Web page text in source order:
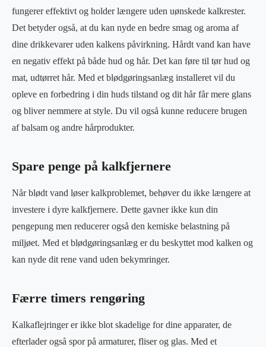
fungerer effektivt og holder længere uden uønskede kalkrester.
Det betyder også, at du kan nyde en bedre smag og aroma af
dine drikkevarer uden kalkens påvirkning. Hårdt vand kan have
en negativ effekt på både hud og hår. Det kan føre til tør hud og
mat, udtørret hår. Med et blødgøringsanlæg installeret vil du
opleve en forbedring i din huds tilstand og dit hår får mere glans
og bliver nemmere at style. Du vil også kunne reducere brugen
af balsam og andre hårprodukter.
Spare penge på kalkfjernere
Når blødt vand løser kalkproblemet, behøver du ikke længere at
investere i dyre kalkfjernere. Dette gavner ikke kun din
pengepung men reducerer også den kemiske belastning på
miljøet. Med et blødgøringsanlæg er du beskyttet mod kalken og
kan nyde dit rene vand uden bekymringer.
Færre timers rengøring
Kalkaflejringer er ikke blot skadelige for dine apparater, de
efterlader også spor på armaturer, fliser og glas. Med et